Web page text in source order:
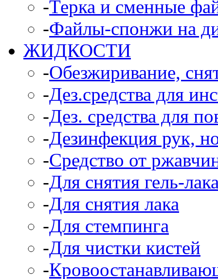
-Терка и сменные
-Файлы-спонжи на
ЖИДКОСТИ
-Обезжиривание,
-Дез.средства для
-Дез. средства для
-Дезинфекция рук,
-Средство от
-Для снятия гель-
-Для снятия лака
-Для стемпинга
-Для чистки кистей
-